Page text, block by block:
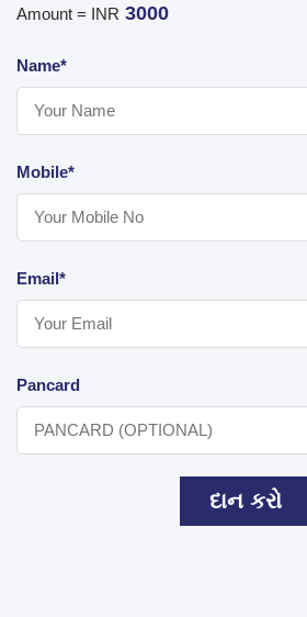
Amount = INR 3000
Name*
Mobile*
Email*
Pancard
દાન કરો